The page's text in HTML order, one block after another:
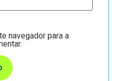
navegador para a